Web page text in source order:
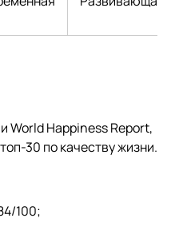
World Happiness Report,
30 по качеству жизни.
100;